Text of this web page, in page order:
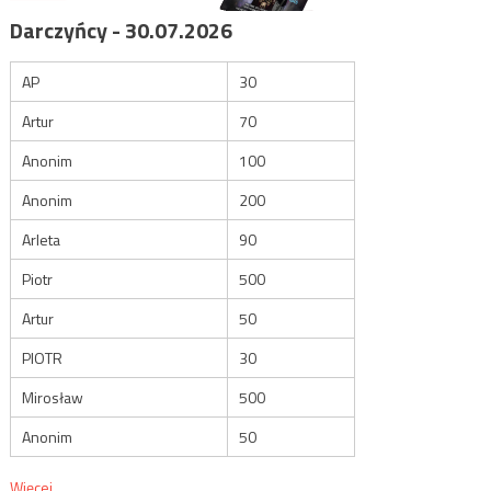
Darczyńcy - 30.07.2026
AP
30
Artur
70
Anonim
100
Anonim
200
Arleta
90
Piotr
500
Artur
50
PIOTR
30
Mirosław
500
Anonim
50